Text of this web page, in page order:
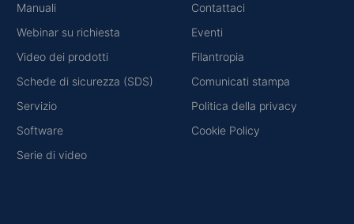
Manuali
Webinar su richiesta
Video dei prodotti
Schede di sicurezza (SDS)
Servizio
Software
Serie di video
Contattaci
Eventi
Filantropia
Comunicati stampa
Politica della privacy
Cookie Policy